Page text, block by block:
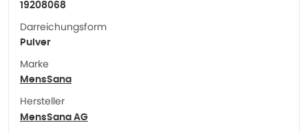
19208068
Darreichungsform
Pulver
Marke
MensSana
Hersteller
MensSana AG